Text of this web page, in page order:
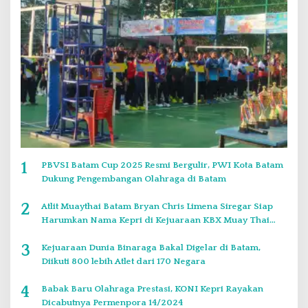
1
PBVSI Batam Cup 2025 Resmi Bergulir, PWI Kota Batam
Dukung Pengembangan Olahraga di Batam
2
Atlit Muaythai Batam Bryan Chris Limena Siregar Siap
Harumkan Nama Kepri di Kejuaraan KBX Muay Thai
3
Kejuaraan Dunia Binaraga Bakal Digelar di Batam,
Diikuti 800 lebih Atlet dari 170 Negara
4
Babak Baru Olahraga Prestasi, KONI Kepri Rayakan
Dicabutnya Permenpora 14/2024